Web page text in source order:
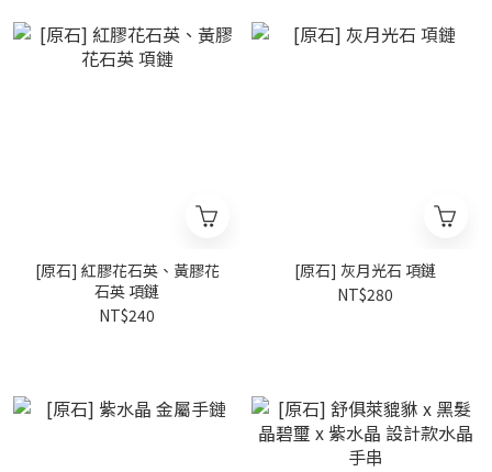
[原石] 紅膠花石英、黃膠花
石英 項鏈
NT$240
[原石] 灰月光石 項鏈
NT$280